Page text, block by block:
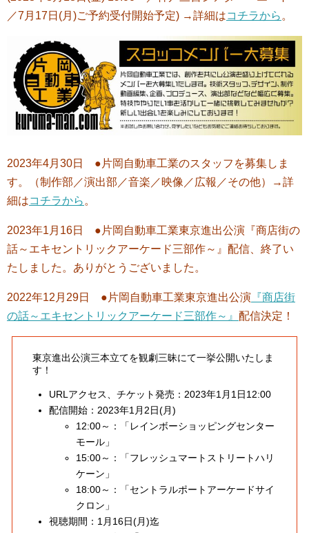
／7月17日(月)ご予約受付開始予定) →詳細はコチラから 。
2023年4月30日 ●片岡自動車工業のスタッフを募集しま
す。（制作部／演出部／音楽／映像／広報／その他）→詳
細はコチラから 。
2023年1月16日 ●片岡自動車工業東京進出公演『商店街の
話～エキセントリックアーケード三部作～』配信、終了い
たしました。ありがとうございました。
2022年12月29日 ●片岡自動車工業東京進出公演 『商店街
の話～エキセントリックアーケード三部作～』 配信決定！
東京進出公演三本立てを観劇三昧にて一挙公開いたしま
す！
URLアクセス、チケット発売：2023年1月1日12:00
配信開始：2023年1月2日(月)
12:00～：「レインボーショッピングセンター
モール」
15:00～：「フレッシュマートストリートハリ
ケーン」
18:00～：「セントラルポートアーケードサイ
クロン」
視聴期間：1月16日(月)迄